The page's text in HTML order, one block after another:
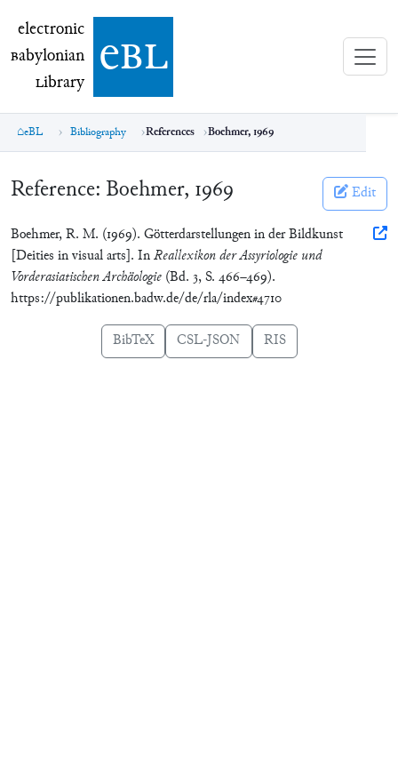
electronic Babylonian Library (eBL)
electronic
Babylonian
Library ebl
eBL Bibliography References Boehmer, 1969
Reference: Boehmer, 1969 Edit
Boehmer, R. M. (1969). Götterdarstellungen in der Bildkunst
[Deities in visual arts]. InReallexikon der Assyriologie und
Vorderasiatischen Archäologie (Bd. 3, S. 466–469).
https://publikationen.badw.de/de/rla/index#4710
BibTeX CSL-JSON RIS